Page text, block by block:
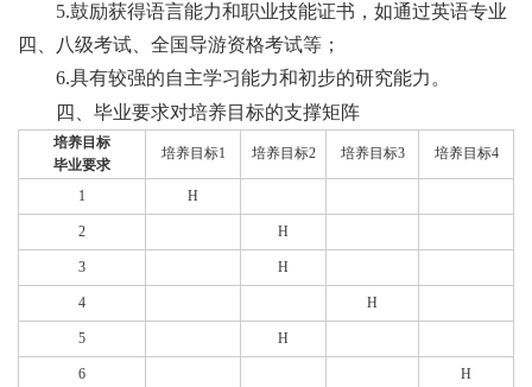
5.鼓励获得语言能力和职业技能证书，如通过英语专业
四、八级考试、全国导游资格考试等；
6.具有较强的自主学习能力和初步的研究能力。
四、毕业要求对培养目标的支撑矩阵
培养目标
毕业要求
培养目标1 培养目标2 培养目标3 培养目标4
1 H
2 H
3 H
4 H
5 H
6 H